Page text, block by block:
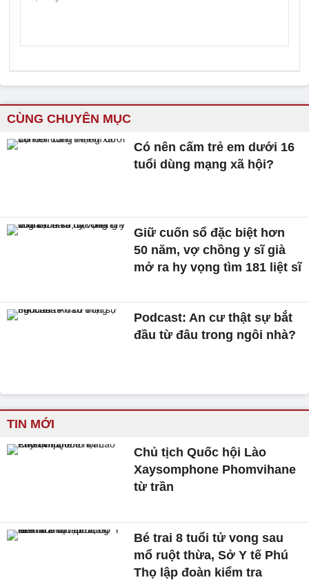
CÙNG CHUYÊN MỤC
Có nên cấm trẻ em dưới 16
tuổi dùng mạng xã hội?
Giữ cuốn sổ đặc biệt hơn
50 năm, vợ chồng y sĩ già
mở ra hy vọng tìm 181 liệt sĩ
Podcast: An cư thật sự bắt
đầu từ đâu trong ngôi nhà?
TIN MỚI
Chủ tịch Quốc hội Lào
Xaysomphone Phomvihane
từ trần
Bé trai 8 tuổi tử vong sau
mổ ruột thừa, Sở Y tế Phú
Thọ lập đoàn kiểm tra